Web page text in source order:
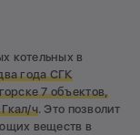
котельных в
года СГК
7 объектов,
ч. Это позволит
веществ в